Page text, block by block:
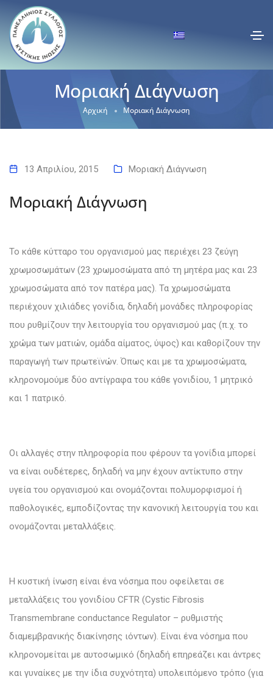
Μοριακή Διάγνωση
Αρχική Μοριακή Διάγνωση
13 Απριλίου, 2015 Μοριακή Διάγνωση
Μοριακή Διάγνωση
Το κάθε κύτταρο του οργανισμού μας περιέχει 23 ζεύγη
χρωμοσωμάτων (23 χρωμοσώματα από τη μητέρα μας και 23
χρωμοσώματα από τον πατέρα μας). Τα χρωμοσώματα
περιέχουν χιλιάδες γονίδια, δηλαδή μονάδες πληροφορίας
που ρυθμίζουν την λειτουργία του οργανισμού μας (π.χ. το
χρώμα των ματιών, ομάδα αίματος, ύψος) και καθορίζουν την
παραγωγή των πρωτεϊνών. Όπως και με τα χρωμοσώματα,
κληρονομούμε δύο αντίγραφα του κάθε γονιδίου, 1 μητρικό
και 1 πατρικό.
Οι αλλαγές στην πληροφορία που φέρουν τα γονίδια μπορεί
να είναι ουδέτερες, δηλαδή να μην έχουν αντίκτυπο στην
υγεία του οργανισμού και ονομάζονται πολυμορφισμοί ή
παθολογικές, εμποδίζοντας την κανονική λειτουργία του και
ονομάζονται μεταλλάξεις.
Η κυστική ίνωση είναι ένα νόσημα που οφείλεται σε
μεταλλάξεις του γονιδίου CFTR (Cystic Fibrosis
Transmembrane conductance Regulator – ρυθμιστής
διαμεμβρανικής διακίνησης ιόντων). Είναι ένα νόσημα που
κληρονομείται με αυτοσωμικό (δηλαδή επηρεάζει και άντρες
και γυναίκες με την ίδια συχνότητα) υπολειπόμενο τρόπο (για